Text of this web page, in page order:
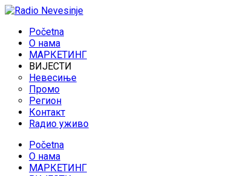
Početna
O нама
МАРКЕТИНГ
ВИЈЕСТИ
Невесиње
Промо
Регион
Контакт
Rадио уживо
Početna
O нама
МАРКЕТИНГ